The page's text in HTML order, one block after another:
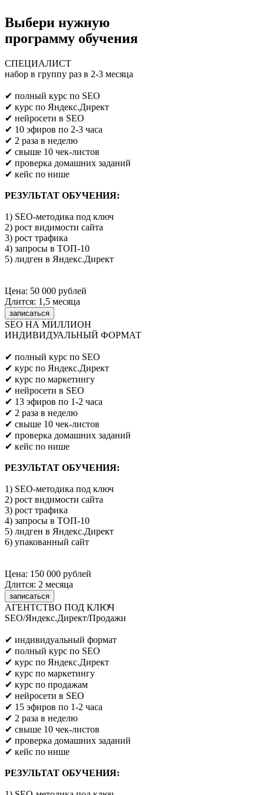
Выбери нужную
программу обучения
СПЕЦИАЛИСТ
набор в группу раз в 2-3 месяца
✔ полный курс по SEO
✔ курс по Яндекс.Директ
✔ нейросети в SEO
✔ 10 эфиров по 2-3 часа
✔ 2 раза в неделю
✔ свыше 10 чек-листов
✔ проверка домашних заданий
✔ кейс по нише
РЕЗУЛЬТАТ ОБУЧЕНИЯ:
1) SEO-методика под ключ
2) рост видимости сайта
3) рост трафика
4) запросы в ТОП-10
5) лидген в Яндекс.Директ
Цена: 50 000 рублей
Длится: 1,5 месяца
записаться
SEO НА МИЛЛИОН
ИНДИВИДУАЛЬНЫЙ ФОРМАТ
✔ полный курс по SEO
✔ курс по Яндекс.Директ
✔ курс по маркетингу
✔ нейросети в SEO
✔ 13 эфиров по 1-2 часа
✔ 2 раза в неделю
✔ свыше 10 чек-листов
✔ проверка домашних заданий
✔ кейс по нише
РЕЗУЛЬТАТ ОБУЧЕНИЯ:
1) SEO-методика под ключ
2) рост видимости сайта
3) рост трафика
4) запросы в ТОП-10
5) лидген в Яндекс.Директ
6) упакованный сайт
Цена: 150 000 рублей
Длится: 2 месяца
записаться
АГЕНТСТВО ПОД КЛЮЧ
SEO/Яндекс.Директ/Продажи
✔ индивидуальный формат
✔ полный курс по SEO
✔ курс по Яндекс.Директ
✔ курс по маркетингу
✔ курс по продажам
✔ нейросети в SEO
✔ 15 эфиров по 1-2 часа
✔ 2 раза в неделю
✔ свыше 10 чек-листов
✔ проверка домашних заданий
✔ кейс по нише
РЕЗУЛЬТАТ ОБУЧЕНИЯ: